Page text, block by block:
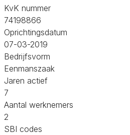
KvK nummer
74198866
Oprichtingsdatum
07-03-2019
Bedrijfsvorm
Eenmanszaak
Jaren actief
7
Aantal werknemers
2
SBI codes